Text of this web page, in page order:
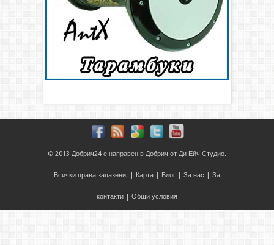
© 2013 Добрич24 е направен в Добрич от Ди Ейч Студио.
Всички права запазени. | Карта | Блог | За нас | За
контакти | Общи условия